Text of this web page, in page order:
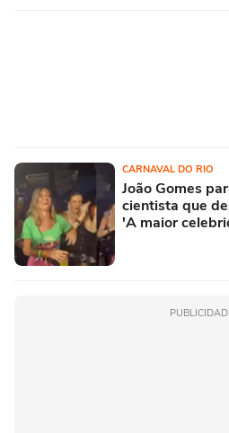
CARNAVAL DO RIO
João Gomes
cientista que
'A maior